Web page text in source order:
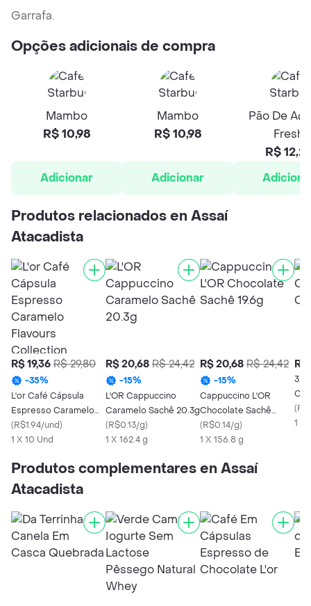
Garrafa.
Opções adicionais de compra
Mambo
R$ 10,98
Adicionar
Mambo
R$ 10,98
Adicionar
Pão De
Fresh
R$
Produtos relacionados en Assaí
Atacadista
R$ 19,36 R$ 29,80
-35%
L'or Café Cápsula
Espresso Caramelo
Flavours Collection
(R$1.94/und)
1 X 10 Und
R$ 20,68 R$ 24,42
-15%
L'OR Cappuccino
Caramelo Sachê 20.3g
(R$0.13/g)
1 X 162.4 g
R$ 20,68 R$ 24,42
-15%
Cappuccino L'OR
Chocolate Sachê
19.6g
(R$0.14/g)
1 X 156.8 g
R$
3
(
1 X
Produtos complementares en Assaí
Atacadista